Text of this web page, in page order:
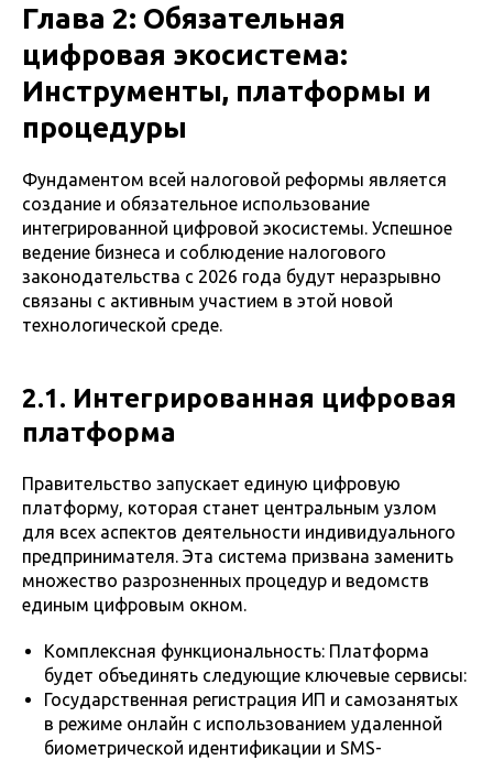
Глава 2: Обязательная
цифровая экосистема:
Инструменты, платформы и
процедуры
Фундаментом всей налоговой реформы является
создание и обязательное использование
интегрированной цифровой экосистемы. Успешное
ведение бизнеса и соблюдение налогового
законодательства с 2026 года будут неразрывно
связаны с активным участием в этой новой
технологической среде.
2.1. Интегрированная цифровая
платформа
Правительство запускает единую цифровую
платформу, которая станет центральным узлом
для всех аспектов деятельности индивидуального
предпринимателя. Эта система призвана заменить
множество разрозненных процедур и ведомств
единым цифровым окном.
Комплексная функциональность: Платформа
будет объединять следующие ключевые сервисы:
Государственная регистрация ИП и самозанятых
в режиме онлайн с использованием удаленной
биометрической идентификации и SMS-